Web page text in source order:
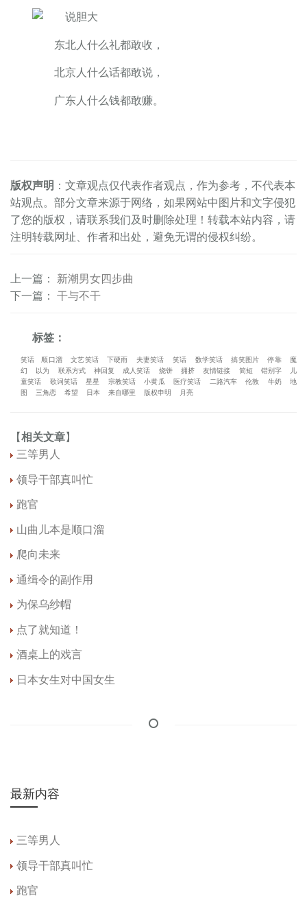
东北人什么礼都敢收，
北京人什么话都敢说，
广东人什么钱都敢赚。
版权声明 ：文章观点仅代表作者观点，作为参考，不代表本
站观点。部分文章来源于网络，如果网站中图片和文字侵犯
了您的版权，请联系我们及时删除处理！转载本站内容，请
注明转载网址、作者和出处，避免无谓的侵权纠纷。
上一篇 ： 新潮男女四步曲
下一篇 ： 干与不干
标签：
笑话 顺口溜 文艺笑话 下硬雨 夫妻笑话 笑话 数学笑话 搞笑图片 停靠
魔
幻
以为 联系方式 神回复 成人笑话 烧饼 拥挤 友情链接 简短 错别字
儿
童笑话
歌词笑话 星星 宗教笑话 小黄瓜 医疗笑话 二路汽车 伦敦 牛奶
地
图
三角恋 希望 日本 来自哪里 版权申明 月亮
【相关文章】
三等男人
领导干部真叫忙
跑官
山曲儿本是顺口溜
爬向未来
通缉令的副作用
为保乌纱帽
点了就知道！
酒桌上的戏言
日本女生对中国女生
最新内容
三等男人
领导干部真叫忙
跑官